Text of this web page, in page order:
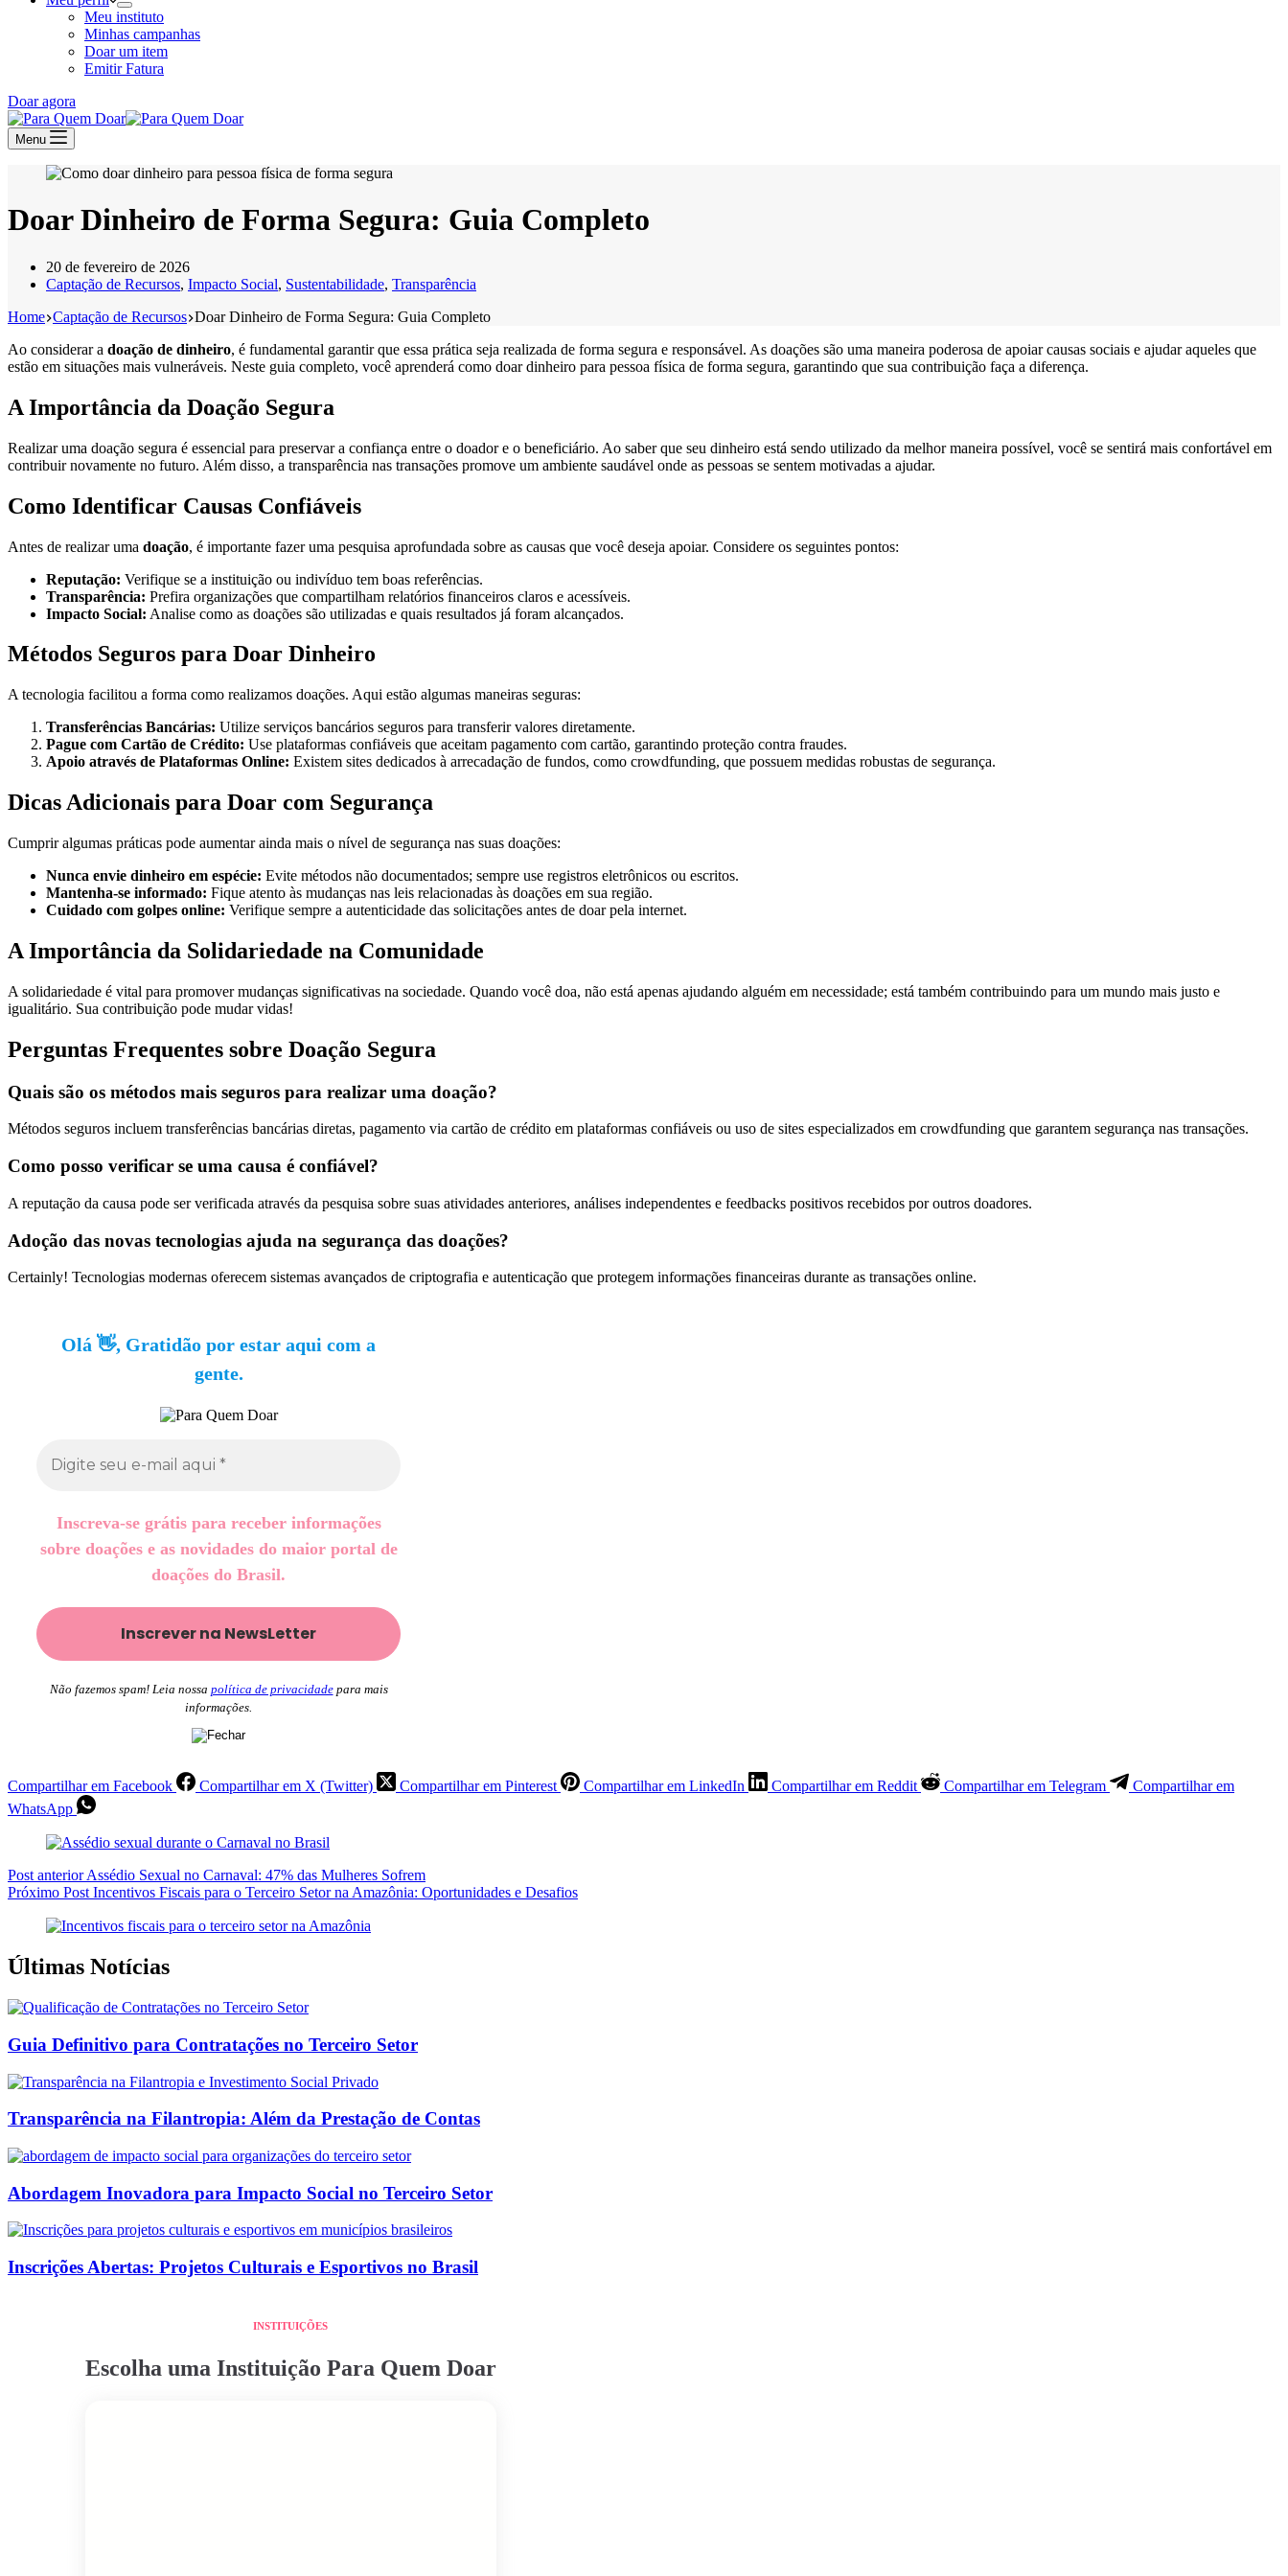
Meu instituto
Minhas campanhas
Doar um item
Emitir Fatura
Doar agora
Menu
Doar Dinheiro de Forma Segura: Guia Completo
20 de fevereiro de 2026
Captação de Recursos, Impacto Social, Sustentabilidade, Transparência
Home Captação de Recursos Doar Dinheiro de Forma Segura: Guia Completo
Ao considerar a doação de dinheiro, é fundamental garantir que essa prática seja realizada de forma segura e responsável. As doações são uma maneira poderosa de apoiar causas sociais e ajudar aqueles que
estão em situações mais vulneráveis. Neste guia completo, você aprenderá como doar dinheiro para pessoa física de forma segura, garantindo que sua contribuição faça a diferença.
A Importância da Doação Segura
Realizar uma doação segura é essencial para preservar a confiança entre o doador e o beneficiário. Ao saber que seu dinheiro está sendo utilizado da melhor maneira possível, você se sentirá mais confortável em
contribuir novamente no futuro. Além disso, a transparência nas transações promove um ambiente saudável onde as pessoas se sentem motivadas a ajudar.
Como Identificar Causas Confiáveis
Antes de realizar uma doação, é importante fazer uma pesquisa aprofundada sobre as causas que você deseja apoiar. Considere os seguintes pontos:
Reputação: Verifique se a instituição ou indivíduo tem boas referências.
Transparência: Prefira organizações que compartilham relatórios financeiros claros e acessíveis.
Impacto Social: Analise como as doações são utilizadas e quais resultados já foram alcançados.
Métodos Seguros para Doar Dinheiro
A tecnologia facilitou a forma como realizamos doações. Aqui estão algumas maneiras seguras:
Transferências Bancárias: Utilize serviços bancários seguros para transferir valores diretamente.
Pague com Cartão de Crédito: Use plataformas confiáveis que aceitam pagamento com cartão, garantindo proteção contra fraudes.
Apoio através de Plataformas Online: Existem sites dedicados à arrecadação de fundos, como crowdfunding, que possuem medidas robustas de segurança.
Dicas Adicionais para Doar com Segurança
Cumprir algumas práticas pode aumentar ainda mais o nível de segurança nas suas doações:
Nunca envie dinheiro em espécie: Evite métodos não documentados; sempre use registros eletrônicos ou escritos.
Mantenha-se informado: Fique atento às mudanças nas leis relacionadas às doações em sua região.
Cuidado com golpes online: Verifique sempre a autenticidade das solicitações antes de doar pela internet.
A Importância da Solidariedade na Comunidade
A solidariedade é vital para promover mudanças significativas na sociedade. Quando você doa, não está apenas ajudando alguém em necessidade; está também contribuindo para um mundo mais justo e
igualitário. Sua contribuição pode mudar vidas!
Perguntas Frequentes sobre Doação Segura
Quais são os métodos mais seguros para realizar uma doação?
Métodos seguros incluem transferências bancárias diretas, pagamento via cartão de crédito em plataformas confiáveis ou uso de sites especializados em crowdfunding que garantem segurança nas transações.
Como posso verificar se uma causa é confiável?
A reputação da causa pode ser verificada através da pesquisa sobre suas atividades anteriores, análises independentes e feedbacks positivos recebidos por outros doadores.
Adoção das novas tecnologias ajuda na segurança das doações?
Certainly! Tecnologias modernas oferecem sistemas avançados de criptografia e autenticação que protegem informações financeiras durante as transações online.
Olá 👋, Gratidão por estar aqui com a
gente.
Inscreva-se grátis para receber informações
sobre doações e as novidades do maior portal de
doações do Brasil.
Não fazemos spam! Leia nossa política de privacidadepara mais
informações.
Compartilhar em Facebook Compartilhar em X (Twitter) Compartilhar em Pinterest Compartilhar em LinkedIn Compartilhar em Reddit Compartilhar em Telegram
Compartilhar em
WhatsApp
Post anteriorAssédio Sexual no Carnaval: 47% das Mulheres Sofrem
Próximo Post Incentivos Fiscais para o Terceiro Setor na Amazônia: Oportunidades e Desafios
Últimas Notícias
Guia Definitivo para Contratações no Terceiro Setor
Transparência na Filantropia: Além da Prestação de Contas
Abordagem Inovadora para Impacto Social no Terceiro Setor
Inscrições Abertas: Projetos Culturais e Esportivos no Brasil
INSTITUIÇÕES
Escolha uma Instituição Para Quem Doar